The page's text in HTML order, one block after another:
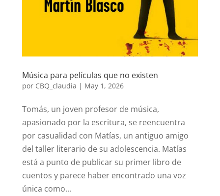
Música para películas que no existen
por CBQ_claudia | May 1, 2026
Tomás, un joven profesor de música,
apasionado por la escritura, se reencuentra
por casualidad con Matías, un antiguo amigo
del taller literario de su adolescencia. Matías
está a punto de publicar su primer libro de
cuentos y parece haber encontrado una voz
única como...